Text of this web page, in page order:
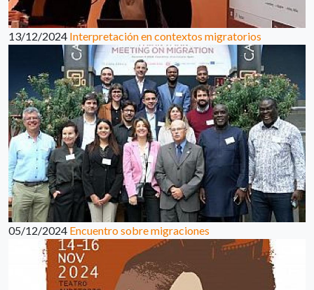
13/12/2024 Interpretación en contextos migratorios
05/12/2024 Encuentro sobre migraciones